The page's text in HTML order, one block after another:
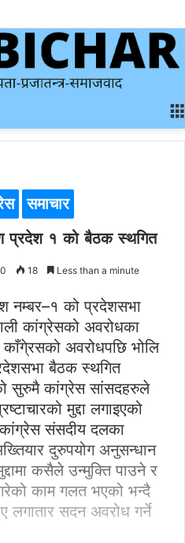
समाचार
प्रदेश १ को बैठक स्थगित
18 Less than a minute
नम्बर–१ को प्रदेशसभा
कांग्रेसको अवरोधका
अवरोधपछि भोलि
बैठक स्थगित
सुरुमै कांग्रेस सांसदहरुले
मुद्दा लगाइएको
संसदीय दलका
दुरुपयोग अनुसन्धान
कसैले उन्मुक्ति पाउने र
काम गलत भएको भन्दै
लगातार सदन अवरोध गर्ने